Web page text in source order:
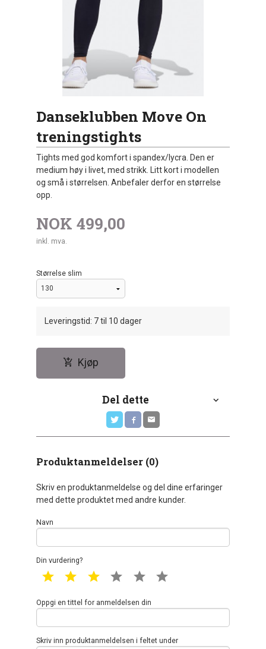
Danseklubben Move On
treningstights
Tights med god komfort i spandex/lycra. Den er
medium høy i livet, med strikk. Litt kort i modellen
og små i størrelsen. Anbefaler derfor en størrelse
opp.
NOK 499,00
inkl. mva.
Størrelse slim
Leveringstid: 7 til 10 dager
Kjøp
Del dette
Produktanmeldelser (0)
Skriv en produktanmeldelse og del dine erfaringer
med dette produktet med andre kunder.
Navn
Din vurdering?
1 star 2 star 3 star 4 star 5 star
Oppgi en tittel for anmeldelsen din
Skriv inn produktanmeldelsen i feltet under